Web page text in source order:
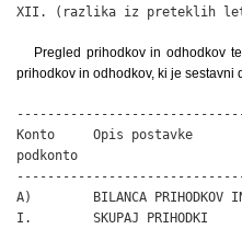
XII. (razlika iz
Pregled prihodkov in odhodkov
prihodkov in odhodkov, ki je sestavni
Konto     Opis postavke
podkonto
A)        BILANCA PRIHODKOV IN
I.        SKUPAJ PRIHODKI